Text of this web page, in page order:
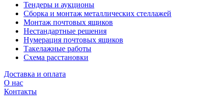
Тендеры и аукционы
Сборка и монтаж металлических стеллажей
Монтаж почтовых ящиков
Нестандартные решения
Нумерация почтовых ящиков
Такелажные работы
Схема расстановки
Доставка и оплата
О нас
Контакты